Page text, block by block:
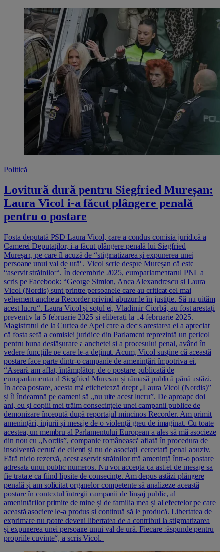
Politică
Lovitură dură pentru Siegfried Mureșan:
Laura Vicol i-a făcut plângere penală
pentru o postare
Fosta deputată PSD Laura Vicol, care a condus comisia juridică a
Camerei Deputaților, i-a făcut plângere penală lui Siegfried
Mureșan, pe care îl acuză de “stigmatizarea și expunerea unei
persoane unui val de ură“. Vicol scrie despre Mureșan că este
“aservit străinilor“. În decembrie 2025, europarlamentarul PNL a
scris pe Facebook: “George Simion, Anca Alexandrescu și Laura
Vicol (Nordis) sunt printre persoanele care au criticat cel mai
vehement ancheta Recorder privind abuzurile în justiție. Să nu uităm
acest lucru“. Laura Vicol și soțul ei, Vladimir Ciorbă, au fost arestați
preventiv la 5 februarie 2025 și eliberați la 14 februarie 2025.
Magistratul de la Curtea de Apel care a decis arestarea ei a apreciat
că fosta șefă a comisiei juridice din Parlament reprezintă un pericol
pentru buna desfășurare a anchetei și a procesului penal, având în
vedere funcțiile pe care le-a deținut. Acum, Vicol susține că această
postare face parte dintr-o campanie de amenințări împotriva ei.
“Aseară am aflat, întâmplător, de o postare publicată de
europarlamentarul Siegfried Mureșan și rămasă publică până astăzi.
În acea postare, acesta mă etichetează drept „Laura Vicol (Nordis)”
și îi îndeamnă pe oameni să „nu uite acest lucru”. De aproape doi
ani, eu și copiii mei trăim consecințele unei campanii publice de
demonizare începută după reportajul mincinos Recorder. Am primit
amenințări, injurii și mesaje de o violență greu de imaginat. Cu toate
acestea, un membru al Parlamentului European a ales să mă asocieze
din nou cu „Nordis”, companie românească aflată în procedura de
insolvență cerută de clienți și nu de asociați, cercetată penal abuziv.
Fāră nicio rezervă, acest aservit străinilor mă amenință într-o postare
adresată unui public numeros. Nu voi accepta ca astfel de mesaje să
fie tratate ca fiind lipsite de consecințe. Am depus astăzi plângere
penală și am solicitat organelor competente să analizeze această
postare în contextul întregii campanii de linșaj public, al
amenințărilor primite de mine și de familia mea și al efectelor pe care
această asociere le-a produs și continuă să le producă. Libertatea de
exprimare nu poate deveni libertatea de a contribui la stigmatizarea
și expunerea unei persoane unui val de ură. Fiecare răspunde pentru
propriile cuvinte“, a scris Vicol.